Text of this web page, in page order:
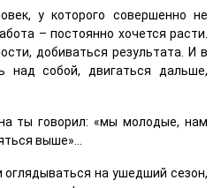
у которого совершенно не
– постоянно хочется расти.
добиваться результата. И в
над собой, двигаться дальше,
ты говорил: «мы молодые, нам
выше»...
оглядываться на ушедший сезон,